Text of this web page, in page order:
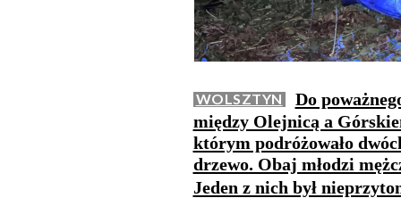
WOLSZTYN
Do
między Olejnicą a
którym podróżowało
drzewo. Obaj młodzi
Jeden z nich był